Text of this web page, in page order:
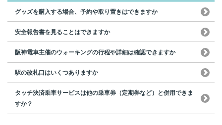
グッズを購入する場合、予約や取り置きはできますか
安全報告書を見ることはできますか
阪神電車主催のウォーキングの行程や詳細は確認できますか
駅の改札口はいくつありますか
タッチ決済乗車サービスは他の乗車券（定期券など）と併用できま
すか？